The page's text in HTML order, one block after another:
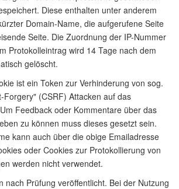
Diese enthalten unter anderem
Domain-Name, die aufgerufene Seite
Seite. Die Zuordnung der IP-Nummer
Protokolleintrag wird 14 Tage nach dem
gelöscht.
ist ein Token zur Verhinderung von sog.
Forgery" (CSRF) Attacken auf das
Feedback oder Kommentare über das
zu können muss dieses gesetzt sein.
kann auch über die obige Emailadresse
oder Cookies zur Protokollierung von
werden nicht verwendet.
nach Prüfung veröffentlicht. Bei der Nutzung